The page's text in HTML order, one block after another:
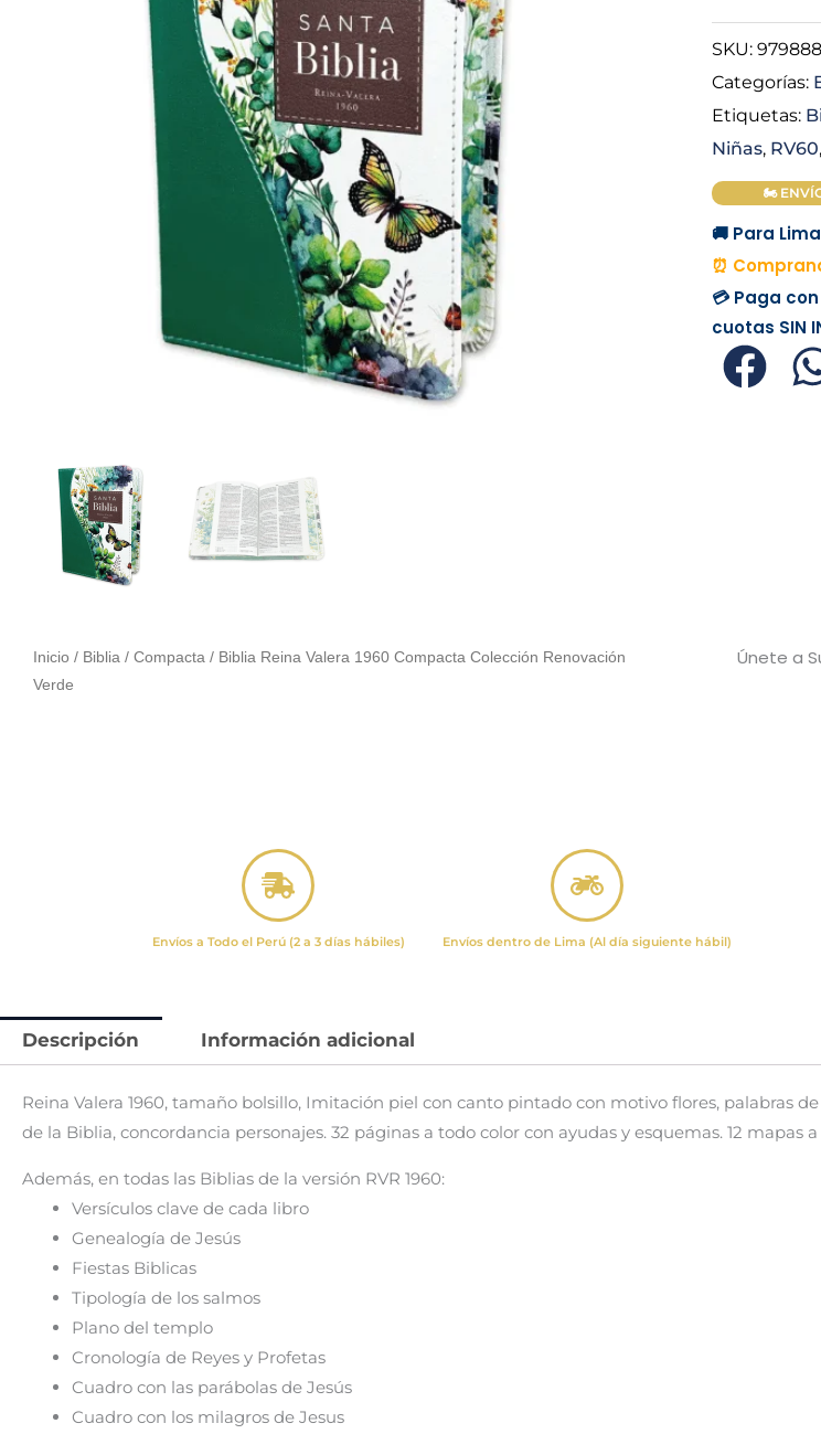
Inicio / Biblia / Compacta / Biblia Reina Valera 1960 Compacta Colección Renovación
Verde
SKU:
Categorías:
Etiquetas:
Niñas, RV60,
🏍
🚚 Para
⏰
💳 Paga
cuotas SIN
Únete a
Envíos a Todo el Perú (2 a 3 días hábiles) Envíos dentro de Lima (Al día siguiente hábil)
Descripción Información adicional
Reina Valera 1960, tamaño bolsillo, Imitación piel con canto pintado con motivo flores, palabras
de la Biblia, concordancia personajes. 32 páginas a todo color con ayudas y esquemas. 12 mapas
Además, en todas las Biblias de la versión RVR 1960:
Versículos clave de cada libro
Genealogía de Jesús
Fiestas Biblicas
Tipología de los salmos
Plano del templo
Cronología de Reyes y Profetas
Cuadro con las parábolas de Jesús
Cuadro con los milagros de Jesus